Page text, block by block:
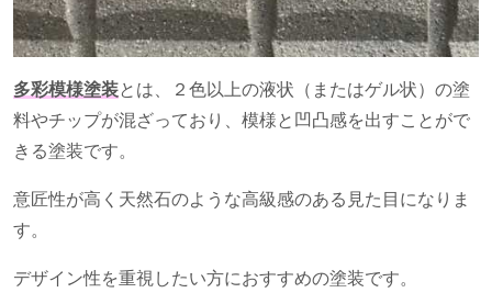
多彩模様塗装とは、２色以上の液状（またはゲル状）の塗
料やチップが混ざっており、模様と凹凸感を出すことがで
きる塗装です。
意匠性が高く天然石のような高級感のある見た目になりま
す。
デザイン性を重視したい方におすすめの塗装です。